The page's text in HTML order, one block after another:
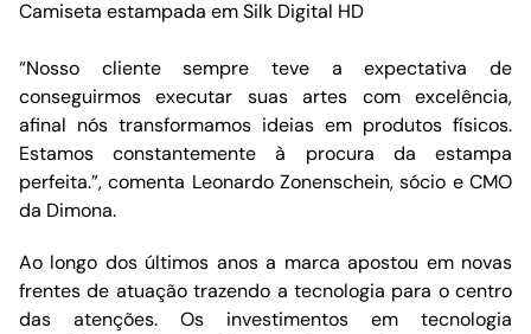
Camiseta estampada em Silk Digital HD
“Nosso cliente sempre teve a expectativa de
conseguirmos executar suas artes com excelência,
afinal nós transformamos ideias em produtos físicos.
Estamos constantemente à procura da estampa
perfeita.”, comenta Leonardo Zonenschein, sócio e CMO
da Dimona.
Ao longo dos últimos anos a marca apostou em novas
frentes de atuação trazendo a tecnologia para o centro
das atenções. Os investimentos em tecnologia